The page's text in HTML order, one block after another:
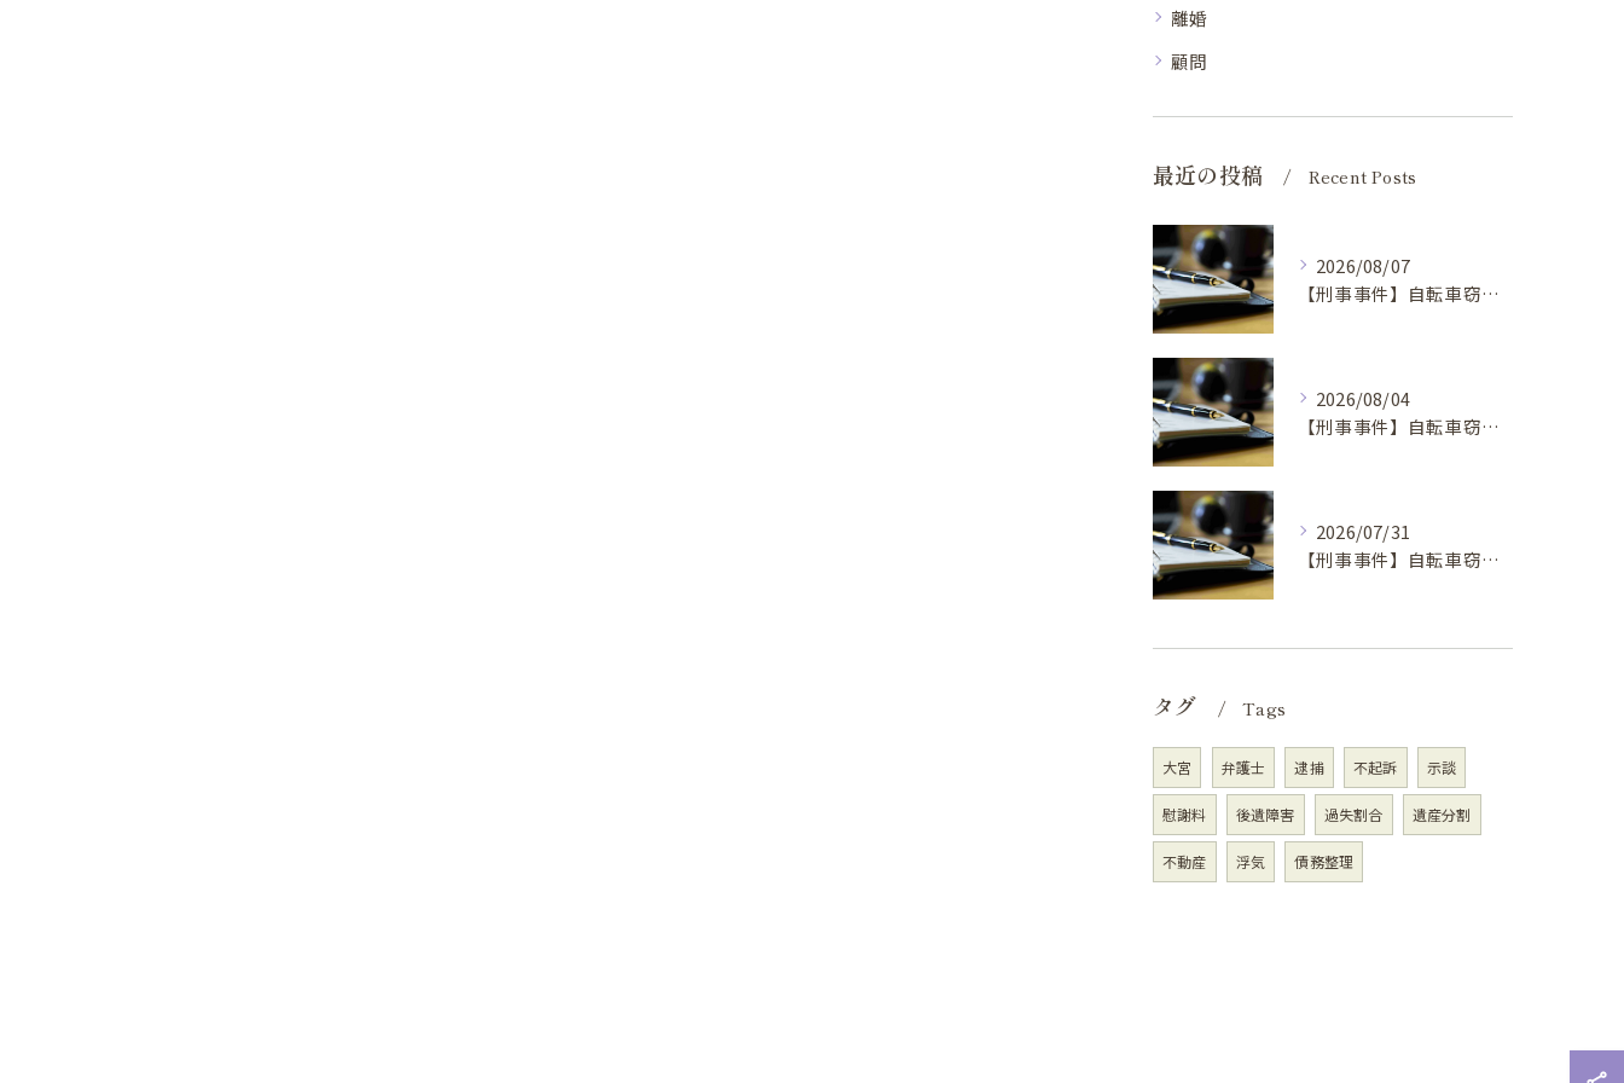
離婚
顧問
最近の投稿 Recent Posts
2026/08/07
【刑事事件】自転車窃盗事件の弁護士を選ぶ基準①
2026/08/04
【刑事事件】自転車窃盗で弁護士に依頼するべき場合の理由④
2026/07/31
【刑事事件】自転車窃盗で弁護士に依頼するべき場合の理由③
タグ Tags
大宮 弁護士 逮捕 不起訴 示談
慰謝料 後遺障害 過失割合 遺産分割
不動産 浮気 債務整理